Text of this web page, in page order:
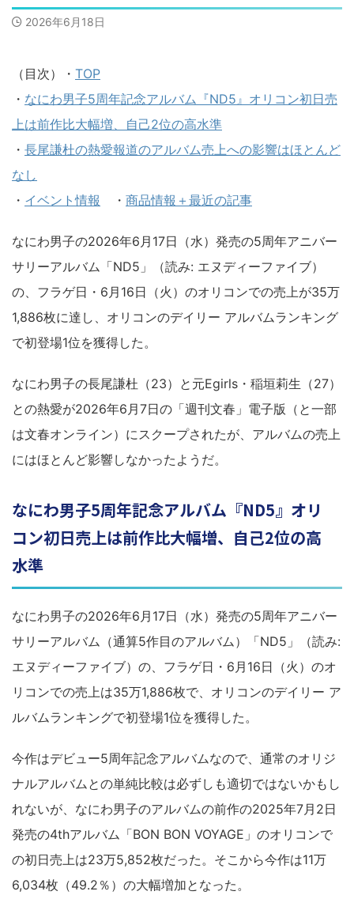
2026年6月18日
（目次）・ TOP
・ なにわ男子5周年記念アルバム『ND5』オリコン初日売
上は前作比大幅増、自己2位の高水準
・ 長尾謙杜の熱愛報道のアルバム売上への影響はほとんど
なし
・ イベント情報 ・ 商品情報＋最近の記事
なにわ男子の2026年6月17日（水）発売の5周年アニバー
サリーアルバム「ND5」（読み: エヌディーファイブ）
の、フラゲ日・6月16日（火）のオリコンでの売上が35万
1,886枚に達し、オリコンのデイリー アルバムランキング
で初登場1位を獲得した。
なにわ男子の長尾謙杜（23）と元Egirls・稲垣莉生（27）
との熱愛が2026年6月7日の「週刊文春」電子版（と一部
は文春オンライン）にスクープされたが、アルバムの売上
にはほとんど影響しなかったようだ。
なにわ男子5周年記念アルバム『ND5』オリ
コン初日売上は前作比大幅増、自己2位の高
水準
なにわ男子の2026年6月17日（水）発売の5周年アニバー
サリーアルバム（通算5作目のアルバム）「ND5」（読み:
エヌディーファイブ）の、フラゲ日・6月16日（火）のオ
リコンでの売上は35万1,886枚で、オリコンのデイリー ア
ルバムランキングで初登場1位を獲得した。
今作はデビュー5周年記念アルバムなので、通常のオリジ
ナルアルバムとの単純比較は必ずしも適切ではないかもし
れないが、なにわ男子のアルバムの前作の2025年7月2日
発売の4thアルバム「BON BON VOYAGE」のオリコンで
の初日売上は23万5,852枚だった。そこから今作は11万
6,034枚（49.2％）の大幅増加となった。